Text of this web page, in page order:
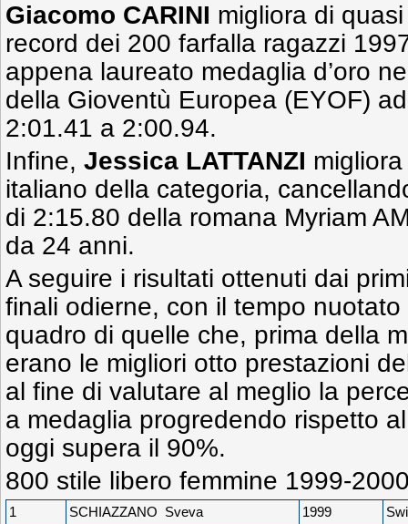
Giacomo CARINI migliora di
record dei 200 farfalla ragazzi
appena laureato medaglia d’oro
della Gioventù Europea (EYOF)
2:01.41 a 2:00.94.
Infine, Jessica LATTANZI
italiano della categoria,
di 2:15.80 della romana Myriam
da 24 anni.
A seguire i risultati ottenuti dai
finali odierne, con il tempo
quadro di quelle che, prima della
erano le migliori otto prestazioni
al fine di valutare al meglio la
a medaglia progredendo rispetto
oggi supera il 90%.
800 stile libero femmine 1999-
1 SCHIAZZANO Sveva 1999